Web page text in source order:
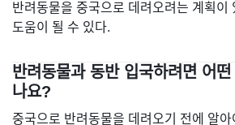
반려동물을 중국으로 데려오려는 계획이
도움이 될 수 있다.
반려동물과 동반 입국하려면 어
나요?
중국으로 반려동물을 데려오기 전에 알